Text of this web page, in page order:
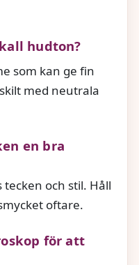
hudton?
som kan ge fin
med neutrala
en bra
och stil. Håll
oftare.
för att